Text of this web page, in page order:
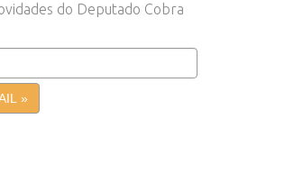
do Deputado Cobra